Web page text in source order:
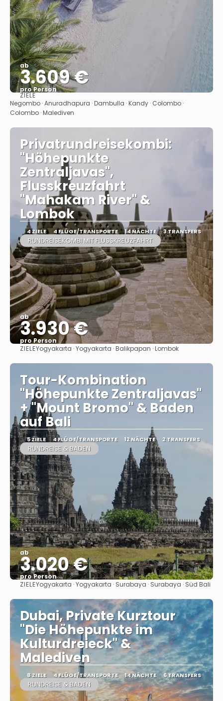
ab
3.609 €
pro Person
Sehen
ZIELE
Negombo · Anuradhapura · Dambulla · Kandy · Colombo ·
Colombo · Malediven
Privatrundreisekombi:
"Höhepunkte
Zentraljavas",
Flusskreuzfahrt
"Mahakam River" &
Lombok
4 ZIELE 4 FLÜGE/TRANSPORTE 14 NÄCHTE 3 TRANSFERS
RUNDREISEKOMBI MIT FLUSSKREUZFAHRT
ab
3.930 €
pro Person
Sehen
ZIELEYogyakarta · Yogyakarta · Balikpapan · Lombok
Tour-Kombination
"Höhepunkte Zentraljavas"
+ "Mount Bromo" & Baden
auf Bali
5 ZIELE 4 FLÜGE/TRANSPORTE 12 NÄCHTE 2 TRANSFERS
RUNDREISE & BADEN
ab
3.020 €
pro Person
Sehen
ZIELEYogyakarta · Yogyakarta · Surabaya · Surabaya · Süd Bali
Dubai, Private Kurztour
"Die Höhepunkte im
Kulturdreieck" &
Malediven
8 ZIELE 4 FLÜGE/TRANSPORTE 14 NÄCHTE 6 TRANSFERS
RUNDREISE & BADEN